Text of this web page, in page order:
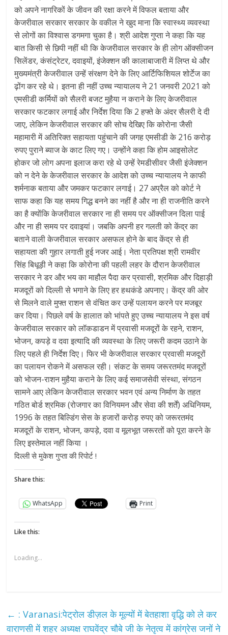
को अपने नागरिकों के जीवन की रक्षा करने में विफल बताया और
केजरीवाल सरकार सरकार के वकील ने खुद माना कि स्वास्थ्य व्यवस्था
से लोगों का विश्वास डगमगा चुका है। श्री आदेश गुप्ता ने कहा कि यह
बात किसी से छिपी नहीं थी कि केजरीवाल सरकार के ही लोग ऑक्सीजन
सिलेंडर, कंसंट्रेटर, दवाइयों, इंजेक्शन की कालाबाजारी में लिप्त थे और
मुख्यमंत्री केजरीवाल उन्हें संरक्षण देने के लिए आर्टिफिशियल शोर्टेज का
ढ़ोंग कर रहे थे। इतना ही नहीं उच्च न्यायालय ने 21 जनवरी 2021 को
एमसीडी कर्मियों को सैलरी बजट मुहैया न कराने के लिए केजरीवाल
सरकार फटकार लगाई और निर्देश दिया कि 2 हफ्ते के अंदर सैलरी दे दी
जाए, लेकिन केजरीवाल सरकार की सोच देखिए कि कोरोना जैसी
महामारी में अतिरिक्त सहायता पहुंचाने की जगह एमसीडी के 216 करोड़
रुपए पुराने ब्याज के काट लिए गए। उन्होंने कहा कि होम आइसोलेट
होकर जो लोग अपना इलाज करा रहे थे उन्हें रेमडीसीवर जैसी इंजेक्शन
को न देने के केजरीवाल सरकार के आदेश को उच्च न्यायालय ने काफी
शर्मनाक बताया और जमकर फटकार लगाई। 27 अप्रैल को कोर्ट ने
साफ कहा कि यह समय गिद्ध बनने का नहीं है और ना ही राजनीति करने
का है क्योंकि केजरीवाल सरकार ना ही समय पर ऑक्सीजन दिला पाई
और ना ही समय पर दवाइयां। जबकि अपनी हर गलती को केंद्र का
बताने वाली केजरीवाल सरकार असफल होने के बाद केंद्र से ही
सहायता की गुहार लगाती हुई नजर आई। नेता प्रतिपक्ष श्री रामवीर
सिंह बिधूड़ी ने कहा कि कोरोना की पहली लहर के दौरान केजरीवाल
सरकार ने डर और भय का माहौल पैदा कर प्रवासी, श्रमिक और दिहाड़ी
मजदूरों को दिल्ली से भगाने के लिए हर हथकंडे अपनाए। केंद्र की ओर
से मिलने वाले मुफ्त राशन से वंचित कर उन्हें पलायन करने पर मजबूर
कर दिया। पिछले वर्ष के हालात को भांपते हुए उच्च न्यायालय ने इस वर्ष
केजरीवाल सरकार को लॉकडाडन में प्रवासी मजदूरों के रहने, राशन,
भोजन, कपड़े व दवा इत्यादि की व्यवस्था के लिए जरूरी कदम उठाने के
लिए पहले ही निर्देश दिए। फिर भी केजरीवाल सरकार प्रवासी मजदूरों
का पलायन रोकने में असफल रही। संकट के समय जरूरतमंद मजदूरों
को भोजन-राशन मुहैया कराने के लिए कई समाजसेवी संस्था, संगठन
सामने आए लेकिन केजरीवाल सरकार भवन एवं अन्य निर्माण के तहत
गठित बोर्ड श्रमिक (रोजगार का विनियमन और सेवा की शर्तें) अधिनियम,
1996 के तहत बिल्डिंग सेस के हजारों करोड़ रुपए को जरूरतमंद
मजदूरों के राशन, भोजन, कपड़े, दवा व मूलभूत जरूरतों को पूरा करने के
लिए इस्तेमाल नहीं किया ।
दिल्ली से मुकेश गुप्ता की रिपोर्ट !
Share this:
WhatsApp Print
Like this:
Loading...
← : Varanasi:पेट्रोल डीज़ल के मूल्यों में बेतहाशा वृद्धि को ले कर
वाराणसी में शहर अध्यक्ष राघवेंद्र चौबे जी के नेतृत्व में कांग्रेस जनों ने